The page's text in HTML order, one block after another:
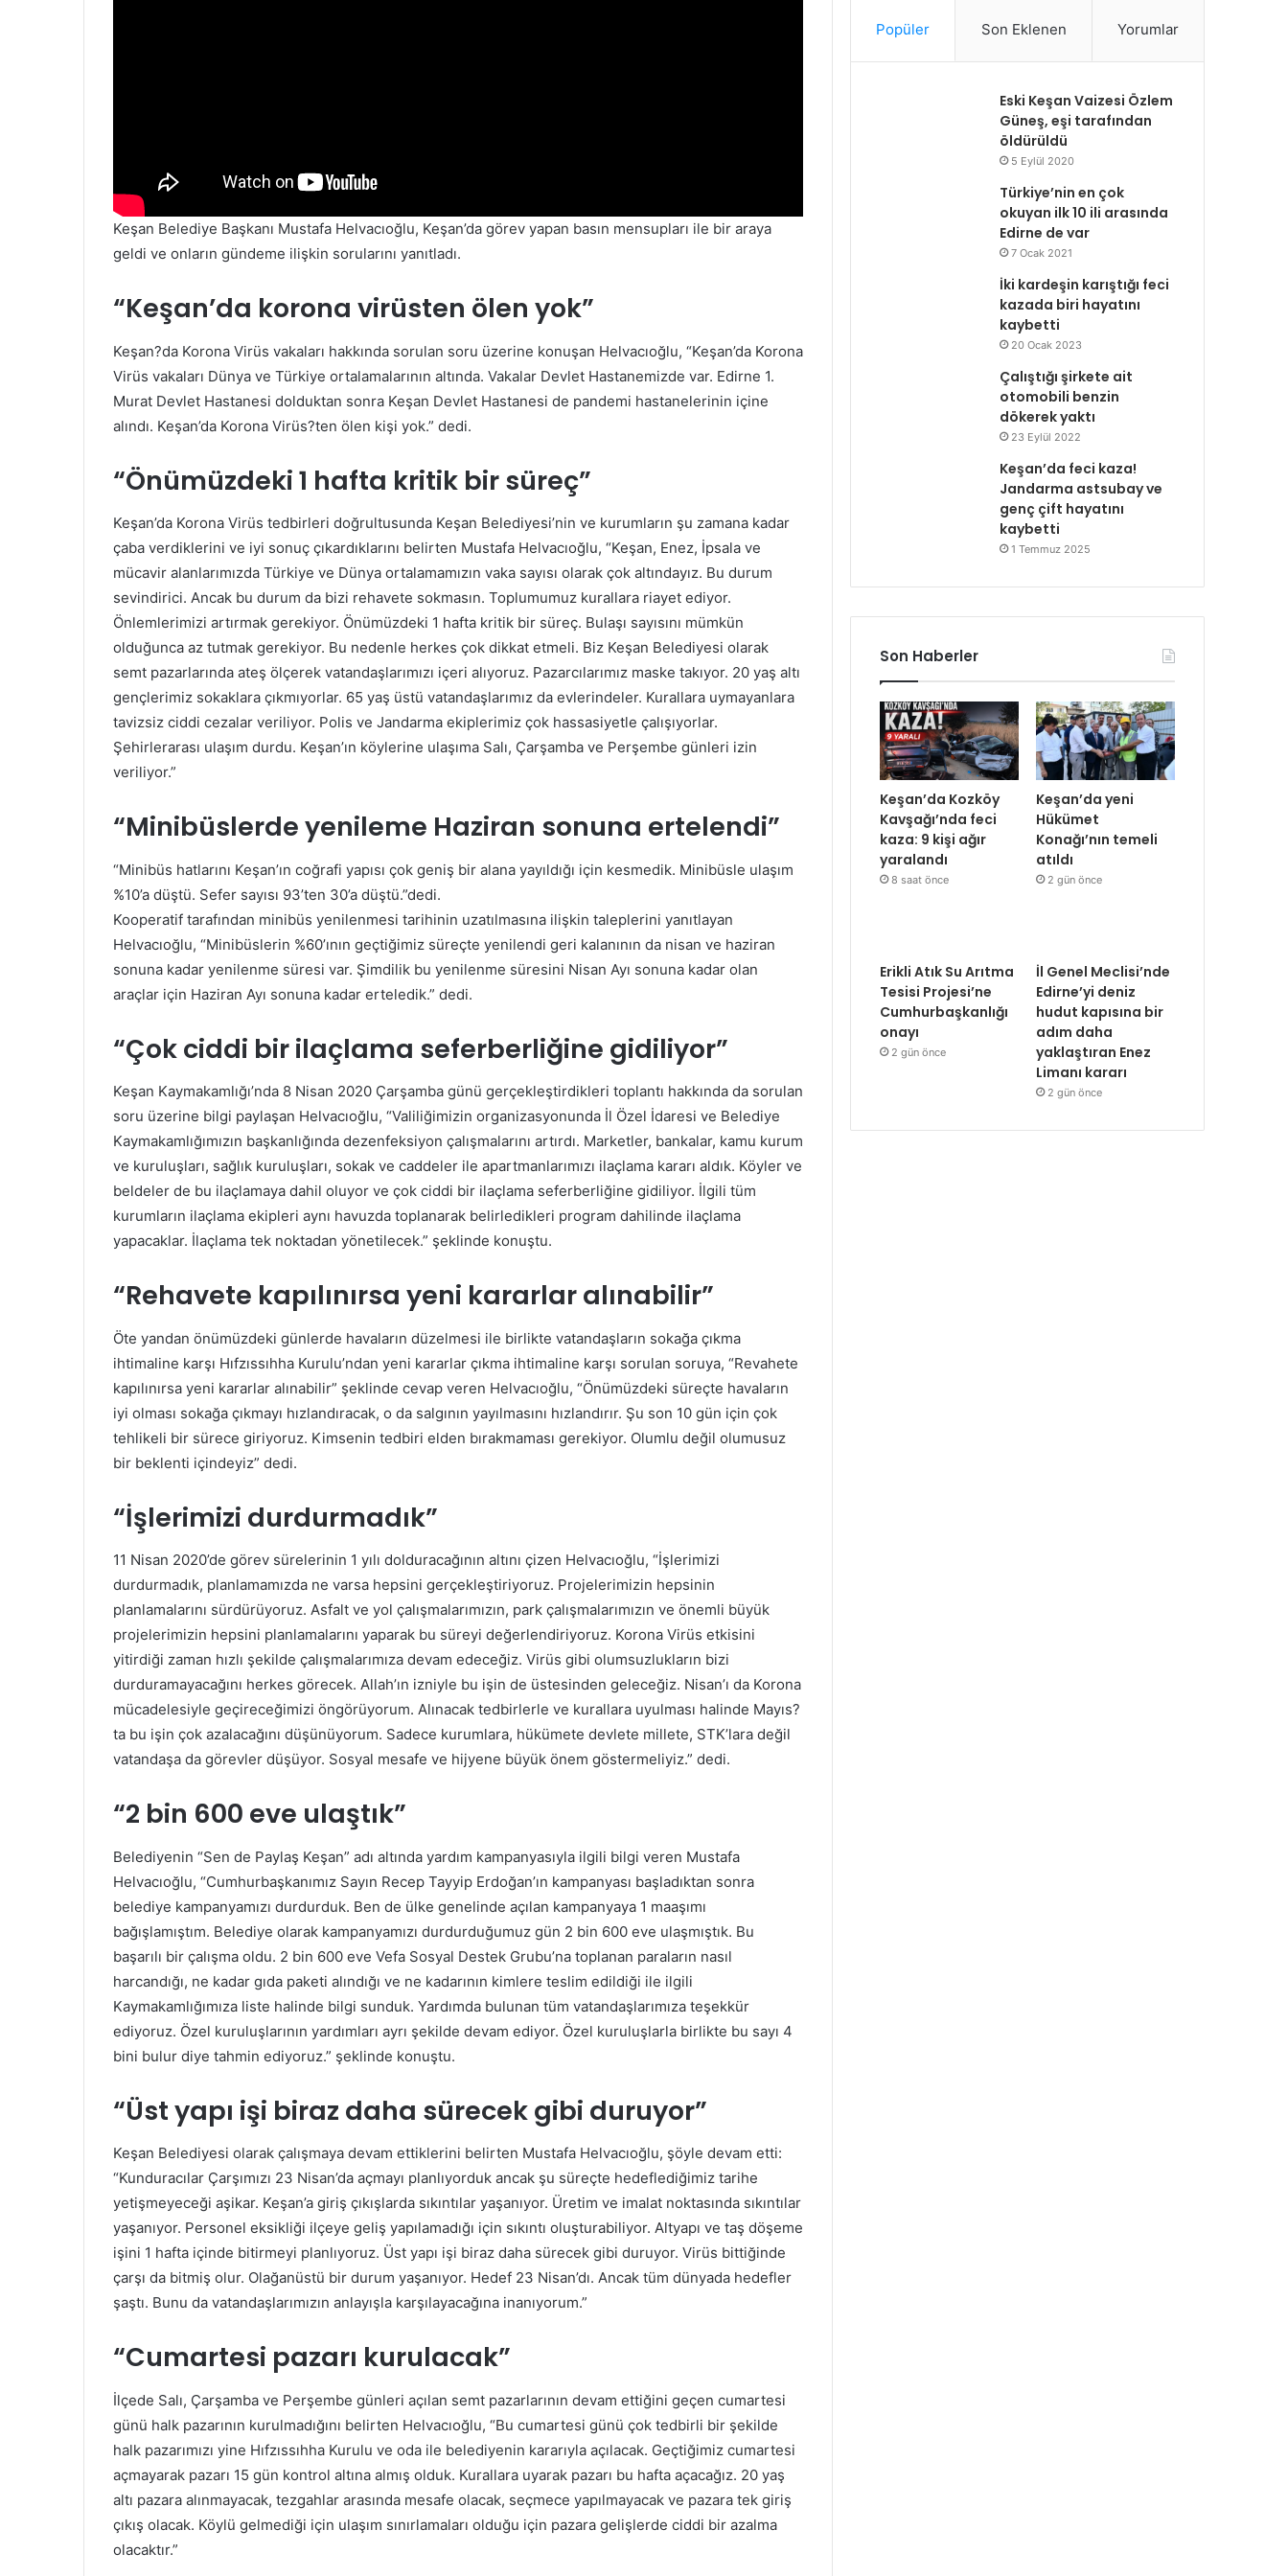
Keşan Belediye Başkanı Mustafa Helvacıoğlu, Keşan’da görev yapan basın mensupları ile bir araya
geldi ve onların gündeme ilişkin sorularını yanıtladı.
“Keşan’da korona virüsten ölen yok”
Keşan?da Korona Virüs vakaları hakkında sorulan soru üzerine konuşan Helvacıoğlu, “Keşan’da Korona
Virüs vakaları Dünya ve Türkiye ortalamalarının altında. Vakalar Devlet Hastanemizde var. Edirne 1.
Murat Devlet Hastanesi dolduktan sonra Keşan Devlet Hastanesi de pandemi hastanelerinin içine
alındı. Keşan’da Korona Virüs?ten ölen kişi yok.” dedi.
“Önümüzdeki 1 hafta kritik bir süreç”
Keşan’da Korona Virüs tedbirleri doğrultusunda Keşan Belediyesi’nin ve kurumların şu zamana kadar
çaba verdiklerini ve iyi sonuç çıkardıklarını belirten Mustafa Helvacıoğlu, “Keşan, Enez, İpsala ve
mücavir alanlarımızda Türkiye ve Dünya ortalamamızın vaka sayısı olarak çok altındayız. Bu durum
sevindirici. Ancak bu durum da bizi rehavete sokmasın. Toplumumuz kurallara riayet ediyor.
Önlemlerimizi artırmak gerekiyor. Önümüzdeki 1 hafta kritik bir süreç. Bulaşı sayısını mümkün
olduğunca az tutmak gerekiyor. Bu nedenle herkes çok dikkat etmeli. Biz Keşan Belediyesi olarak
semt pazarlarında ateş ölçerek vatandaşlarımızı içeri alıyoruz. Pazarcılarımız maske takıyor. 20 yaş altı
gençlerimiz sokaklara çıkmıyorlar. 65 yaş üstü vatandaşlarımız da evlerindeler. Kurallara uymayanlara
tavizsiz ciddi cezalar veriliyor. Polis ve Jandarma ekiplerimiz çok hassasiyetle çalışıyorlar.
Şehirlerarası ulaşım durdu. Keşan’ın köylerine ulaşıma Salı, Çarşamba ve Perşembe günleri izin
veriliyor.”
“Minibüslerde yenileme Haziran sonuna ertelendi”
“Minibüs hatlarını Keşan’ın coğrafi yapısı çok geniş bir alana yayıldığı için kesmedik. Minibüsle ulaşım
%10’a düştü. Sefer sayısı 93’ten 30’a düştü.”dedi.
Kooperatif tarafından minibüs yenilenmesi tarihinin uzatılmasına ilişkin taleplerini yanıtlayan
Helvacıoğlu, “Minibüslerin %60’ının geçtiğimiz süreçte yenilendi geri kalanının da nisan ve haziran
sonuna kadar yenilenme süresi var. Şimdilik bu yenilenme süresini Nisan Ayı sonuna kadar olan
araçlar için Haziran Ayı sonuna kadar erteledik.” dedi.
“Çok ciddi bir ilaçlama seferberliğine gidiliyor”
Keşan Kaymakamlığı’nda 8 Nisan 2020 Çarşamba günü gerçekleştirdikleri toplantı hakkında da sorulan
soru üzerine bilgi paylaşan Helvacıoğlu, “Valiliğimizin organizasyonunda İl Özel İdaresi ve Belediye
Kaymakamlığımızın başkanlığında dezenfeksiyon çalışmalarını artırdı. Marketler, bankalar, kamu kurum
ve kuruluşları, sağlık kuruluşları, sokak ve caddeler ile apartmanlarımızı ilaçlama kararı aldık. Köyler ve
beldeler de bu ilaçlamaya dahil oluyor ve çok ciddi bir ilaçlama seferberliğine gidiliyor. İlgili tüm
kurumların ilaçlama ekipleri aynı havuzda toplanarak belirledikleri program dahilinde ilaçlama
yapacaklar. İlaçlama tek noktadan yönetilecek.” şeklinde konuştu.
“Rehavete kapılınırsa yeni kararlar alınabilir”
Öte yandan önümüzdeki günlerde havaların düzelmesi ile birlikte vatandaşların sokağa çıkma
ihtimaline karşı Hıfzıssıhha Kurulu’ndan yeni kararlar çıkma ihtimaline karşı sorulan soruya, “Revahete
kapılınırsa yeni kararlar alınabilir” şeklinde cevap veren Helvacıoğlu, “Önümüzdeki süreçte havaların
iyi olması sokağa çıkmayı hızlandıracak, o da salgının yayılmasını hızlandırır. Şu son 10 gün için çok
tehlikeli bir sürece giriyoruz. Kimsenin tedbiri elden bırakmaması gerekiyor. Olumlu değil olumusuz
bir beklenti içindeyiz” dedi.
“İşlerimizi durdurmadık”
11 Nisan 2020’de görev sürelerinin 1 yılı dolduracağının altını çizen Helvacıoğlu, “İşlerimizi
durdurmadık, planlamamızda ne varsa hepsini gerçekleştiriyoruz. Projelerimizin hepsinin
planlamalarını sürdürüyoruz. Asfalt ve yol çalışmalarımızın, park çalışmalarımızın ve önemli büyük
projelerimizin hepsini planlamalarını yaparak bu süreyi değerlendiriyoruz. Korona Virüs etkisini
yitirdiği zaman hızlı şekilde çalışmalarımıza devam edeceğiz. Virüs gibi olumsuzlukların bizi
durduramayacağını herkes görecek. Allah’ın izniyle bu işin de üstesinden geleceğiz. Nisan’ı da Korona
mücadelesiyle geçireceğimizi öngörüyorum. Alınacak tedbirlerle ve kurallara uyulması halinde Mayıs?
ta bu işin çok azalacağını düşünüyorum. Sadece kurumlara, hükümete devlete millete, STK’lara değil
vatandaşa da görevler düşüyor. Sosyal mesafe ve hijyene büyük önem göstermeliyiz.” dedi.
“2 bin 600 eve ulaştık”
Belediyenin “Sen de Paylaş Keşan” adı altında yardım kampanyasıyla ilgili bilgi veren Mustafa
Helvacıoğlu, “Cumhurbaşkanımız Sayın Recep Tayyip Erdoğan’ın kampanyası başladıktan sonra
belediye kampanyamızı durdurduk. Ben de ülke genelinde açılan kampanyaya 1 maaşımı
bağışlamıştım. Belediye olarak kampanyamızı durdurduğumuz gün 2 bin 600 eve ulaşmıştık. Bu
başarılı bir çalışma oldu. 2 bin 600 eve Vefa Sosyal Destek Grubu’na toplanan paraların nasıl
harcandığı, ne kadar gıda paketi alındığı ve ne kadarının kimlere teslim edildiği ile ilgili
Kaymakamlığımıza liste halinde bilgi sunduk. Yardımda bulunan tüm vatandaşlarımıza teşekkür
ediyoruz. Özel kuruluşlarının yardımları ayrı şekilde devam ediyor. Özel kuruluşlarla birlikte bu sayı 4
bini bulur diye tahmin ediyoruz.” şeklinde konuştu.
“Üst yapı işi biraz daha sürecek gibi duruyor”
Keşan Belediyesi olarak çalışmaya devam ettiklerini belirten Mustafa Helvacıoğlu, şöyle devam etti:
“Kunduracılar Çarşımızı 23 Nisan’da açmayı planlıyorduk ancak şu süreçte hedeflediğimiz tarihe
yetişmeyeceği aşikar. Keşan’a giriş çıkışlarda sıkıntılar yaşanıyor. Üretim ve imalat noktasında sıkıntılar
yaşanıyor. Personel eksikliği ilçeye geliş yapılamadığı için sıkıntı oluşturabiliyor. Altyapı ve taş döşeme
işini 1 hafta içinde bitirmeyi planlıyoruz. Üst yapı işi biraz daha sürecek gibi duruyor. Virüs bittiğinde
çarşı da bitmiş olur. Olağanüstü bir durum yaşanıyor. Hedef 23 Nisan’dı. Ancak tüm dünyada hedefler
şaştı. Bunu da vatandaşlarımızın anlayışla karşılayacağına inanıyorum.”
“Cumartesi pazarı kurulacak”
İlçede Salı, Çarşamba ve Perşembe günleri açılan semt pazarlarının devam ettiğini geçen cumartesi
günü halk pazarının kurulmadığını belirten Helvacıoğlu, “Bu cumartesi günü çok tedbirli bir şekilde
halk pazarımızı yine Hıfzıssıhha Kurulu ve oda ile belediyenin kararıyla açılacak. Geçtiğimiz cumartesi
açmayarak pazarı 15 gün kontrol altına almış olduk. Kurallara uyarak pazarı bu hafta açacağız. 20 yaş
altı pazara alınmayacak, tezgahlar arasında mesafe olacak, seçmece yapılmayacak ve pazara tek giriş
çıkış olacak. Köylü gelmediği için ulaşım sınırlamaları olduğu için pazara gelişlerde ciddi bir azalma
olacaktır.”
Popüler Son Eklenen Yorumlar
Eski Keşan Vaizesi Özlem
Güneş, eşi tarafından
öldürüldü
5 Eylül 2020
Türkiye’nin en çok
okuyan ilk 10 ili arasında
Edirne de var
7 Ocak 2021
İki kardeşin karıştığı feci
kazada biri hayatını
kaybetti
20 Ocak 2023
Çalıştığı şirkete ait
otomobili benzin
dökerek yaktı
23 Eylül 2022
Keşan’da feci kaza!
Jandarma astsubay ve
genç çift hayatını
kaybetti
1 Temmuz 2025
Son Haberler
Keşan’da Kozköy
Kavşağı’nda feci
kaza: 9 kişi ağır
yaralandı
8 saat önce
Keşan’da yeni
Hükümet
Konağı’nın temeli
atıldı
2 gün önce
Erikli Atık Su Arıtma
Tesisi Projesi’ne
Cumhurbaşkanlığı
onayı
2 gün önce
İl Genel Meclisi’nde
Edirne’yi deniz
hudut kapısına bir
adım daha
yaklaştıran Enez
Limanı kararı
2 gün önce